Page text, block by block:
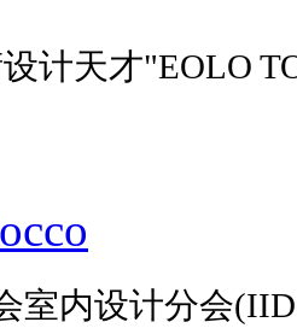
计天才"EOLO
室内设计分会